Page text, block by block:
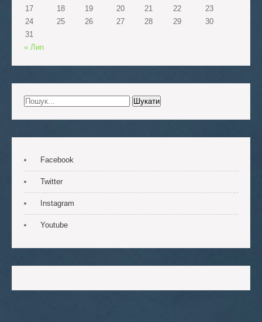
17
18 19 20 21 22
23
24
25 26 27 28 29
30
31
« Лип
Facebook
Twitter
Instagram
Youtube